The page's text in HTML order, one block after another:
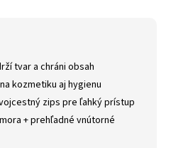
tvar a chráni obsah
kozmetiku aj hygienu
zips pre ľahký prístup
+ prehľadné vnútorné